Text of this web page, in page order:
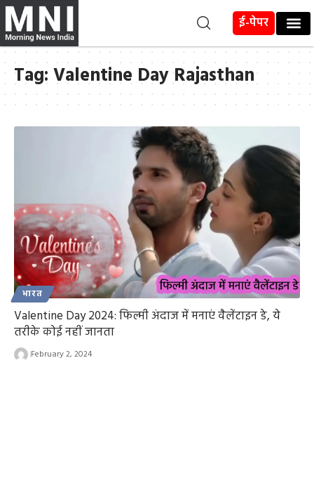
ई-पेपर
Tag:Valentine Day Rajasthan
भारत
Valentine Day 2024: फिल्मी अंदाज में मनाएं वैलेंटाइन डे, ये
तरीके कोई नहीं जानता
February 2, 2024